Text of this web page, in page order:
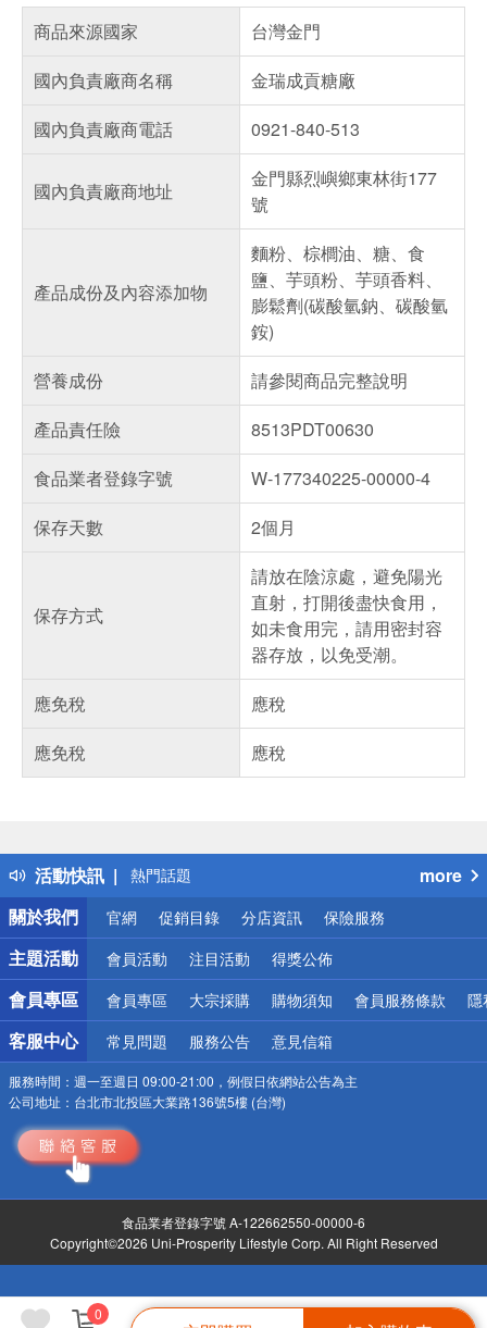
0
商品來源國家
台灣金門
國內負責廠商名稱
金瑞成貢糖廠
國內負責廠商電話
0921-840-513
國內負責廠商地址
金門縣烈嶼鄉東林街177
號
產品成份及內容添加物
麵粉、棕櫚油、糖、食
鹽、芋頭粉、芋頭香料、
膨鬆劑(碳酸氫鈉、碳酸氫
銨)
營養成份
請參閱商品完整說明
產品責任險
8513PDT00630
食品業者登錄字號
W-177340225-00000-4
保存天數
2個月
保存方式
請放在陰涼處，避免陽光
直射，打開後盡快食用，
如未食用完，請用密封容
器存放，以免受潮。
應免稅
應稅
應免稅
應稅
活動快訊
得獎公告
熱門話題
銀行優惠
偏遠地區配送
詐騙網頁！請小心！
more
關於我們
官網 促銷目錄 分店資訊 保險服務
主題活動 會員活動 注目活動 得獎公佈
會員專區 會員專區 大宗採購 購物須知 會員服務條款 隱
客服中心 常見問題 服務公告 意見信箱
服務時間： 週一至週日 09:00-21:00，例假日依網站公告為主
公司地址： 台北市北投區大業路136號5樓 (台灣)
食品業者登錄字號 A-122662550-00000-6
Copyright©2026 Uni-Prosperity Lifestyle Corp. All Right Reserved